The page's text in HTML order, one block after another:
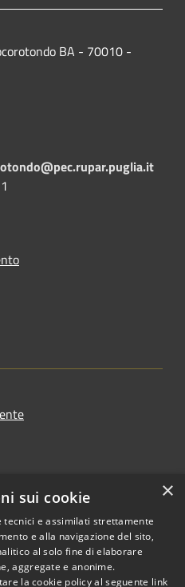
BA - 70010 -
Copyright © 2026 • Comune di
×
sui cookie
tecnici e assimilati strettamente
e alla navigazione del sito,
al solo fine di elaborare
aggregate e anonime.
la cookie policy al seguente link